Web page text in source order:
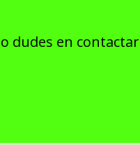
dudes en contactar